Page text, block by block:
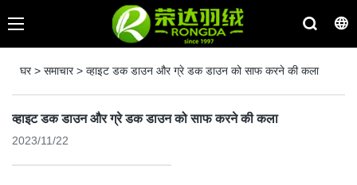
घर> समाचार> व्हाइट डक डाउन और ग्रे डक डाउन को साफ करने की कला
व्हाइट डक डाउन और ग्रे डक डाउन को साफ करने की कला
2023/11/22